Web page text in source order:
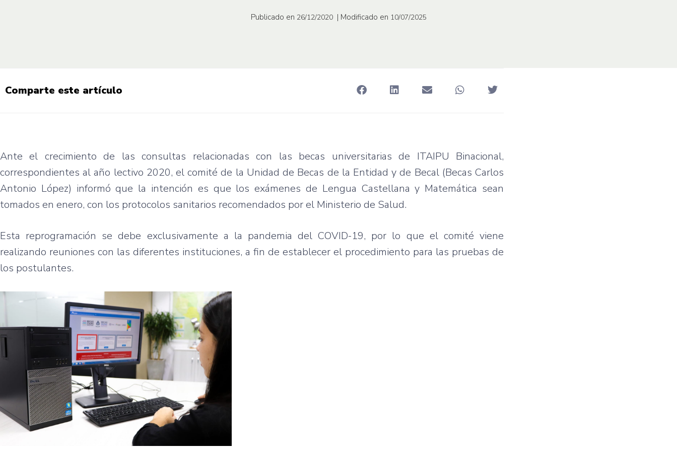
Publicado en 26/12/2020 | Modificado en 10/07/2025
Comparte este artículo
Ante el crecimiento de las consultas relacionadas con las becas universitarias de ITAIPU Binacional,
correspondientes al año lectivo 2020, el comité de la Unidad de Becas de la Entidad y de Becal (Becas Carlos
Antonio López) informó que la intención es que los exámenes de Lengua Castellana y Matemática sean
tomados en enero, con los protocolos sanitarios recomendados por el Ministerio de Salud.
Esta reprogramación se debe exclusivamente a la pandemia del COVID-19, por lo que el comité viene
realizando reuniones con las diferentes instituciones, a fin de establecer el procedimiento para las pruebas de
los postulantes.